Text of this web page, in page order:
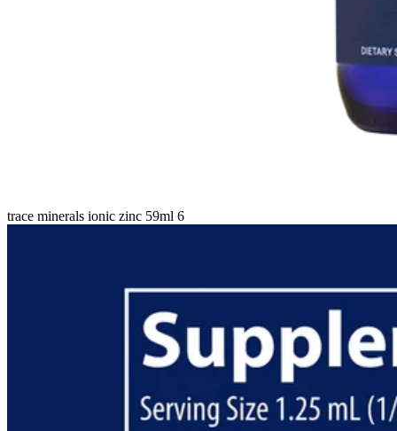
trace minerals ionic zinc 59ml 6